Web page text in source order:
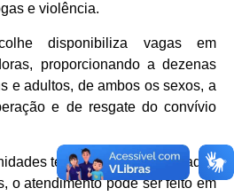
e violência.
disponibiliza vagas em
proporcionando a dezenas
e adultos, de ambos os sexos, a
e de resgate do convívio
terapêuticas credenciadas
o atendimento pode ser feito em